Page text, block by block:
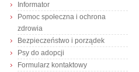
Informator
Pomoc społeczna i ochrona
zdrowia
Bezpieczeństwo i porządek
Psy do adopcji
Formularz kontaktowy